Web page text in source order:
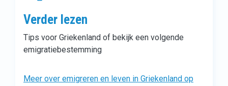
Verder lezen
Tips voor Griekenland of bekijk een volgende
emigratiebestemming
Meer over emigreren en leven in Griekenland op